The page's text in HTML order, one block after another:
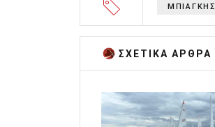
ΜΠΙΑΓΚΗΣ
ΣΧΕΤΙΚA AΡΘΡΑ